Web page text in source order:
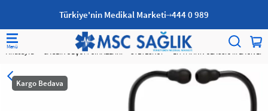
Türkiye'nin Medikal Marketi 444 0 989
Anasayfa SAĞLIK ÖLÇÜM CİHAZLARI STETESKOP LITTMANN CLASSIC III
Kargo Bedava